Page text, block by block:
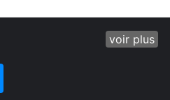
voir plus